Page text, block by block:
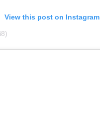
View this post on Instagram